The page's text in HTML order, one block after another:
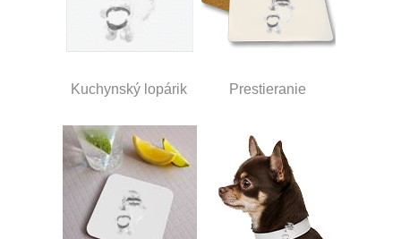
Kuchynský lopárik Prestieranie